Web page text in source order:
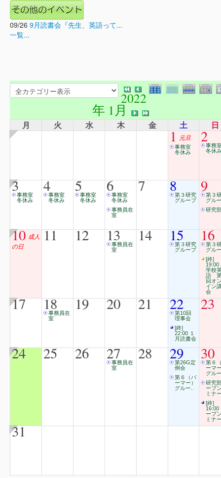
09/26 9月読書会『先生、英語って...
一覧...
2022
年 1月
月 火 水 木 金 土 日
1 元旦
事務室
冬休み
2事
冬休
3事務室
冬休み
4事務室
冬休み
5事務室
冬休み
6事務室
冬休み
事務員在
室
7 8第３研究
グループ
9第３
グル
研究
10 成人
の日
11 12 13
事務員在
室
14 15
第３研究
グループ
16
第３
グル
[終]
19:00
学校
語
回オ
イン
会
17 18
事務員在
室
19 20 21 22
第10回
理事会
[終]
22:00 １
月読書会
23
24 25 26 27
事務員在
室
28 29
第26G定
例会
第６（パ
ーマー）
グルー..
30
第６
ーマ
グル
研究
ープ
ミナ
[終]
16:00
ープ
ミナ
31